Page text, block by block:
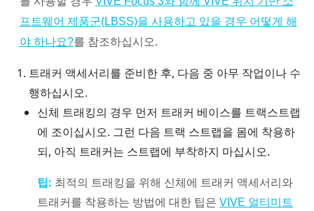
프트웨어 제품군(LBSS)을 사용하고 있을 경우 어떻게 해
야 하나요?를 참조하십시오.
트래커 액세서리를 준비한 후, 다음 중 아무 작업이나 수
행하십시오.
신체 트래킹의 경우 먼저 트래커 베이스를 트랙스트랩
에 조이십시오. 그런 다음 트랙 스트랩을 몸에 착용하
되, 아직 트래커는 스트랩에 부착하지 마십시오.
팁: 최적의 트래킹을 위해 신체에 트래커 액세서리와
트래커를 착용하는 방법에 대한 팁은VIVE 얼티미트